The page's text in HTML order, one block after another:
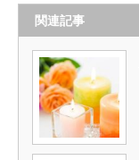
関連記事